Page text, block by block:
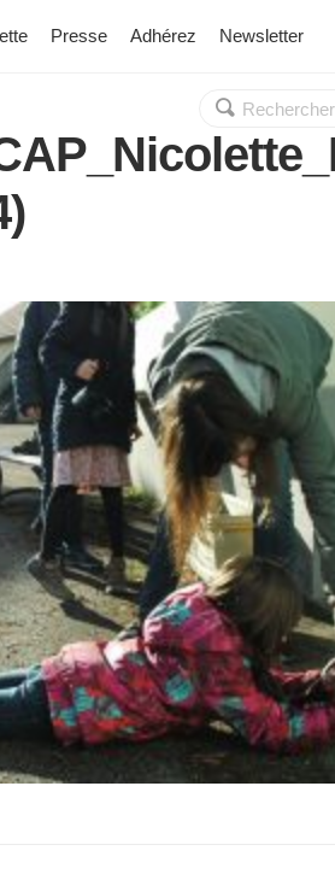
Presse Adhérez Newsletter
Rechercher :
OK